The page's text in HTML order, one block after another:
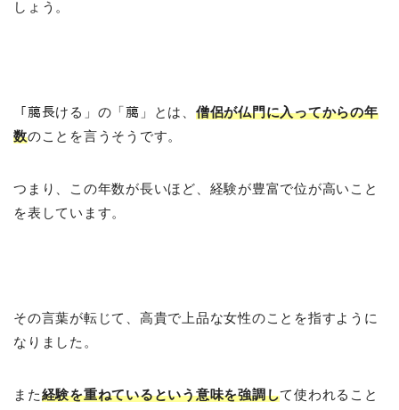
しょう。
「﨟長ける」の「﨟」とは、 僧侶が仏門に入ってからの年
数のことを言うそうです。
つまり、この年数が長いほど、経験が豊富で位が高いこと
を表しています。
その言葉が転じて、高貴で上品な女性のことを指すように
なりました。
また経験を重ねているという意味を強調して使われること